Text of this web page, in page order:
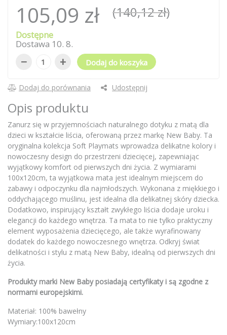
105,09 zł (140,12 zł)
Dostępne
Dostawa 10. 8.
− + Dodaj do koszyka
Dodaj do porównania Udostępnij
Opis produktu
Zanurz się w przyjemnościach naturalnego dotyku z matą dla
dzieci w kształcie liścia, oferowaną przez markę New Baby. Ta
oryginalna kolekcja Soft Playmats wprowadza delikatne kolory i
nowoczesny design do przestrzeni dziecięcej, zapewniając
wyjątkowy komfort od pierwszych dni życia. Z wymiarami
100x120cm, ta wyjątkowa mata jest idealnym miejscem do
zabawy i odpoczynku dla najmłodszych. Wykonana z miękkiego i
oddychającego muślinu, jest idealna dla delikatnej skóry dziecka.
Dodatkowo, inspirujący kształt zwykłego liścia dodaje uroku i
elegancji do każdego wnętrza. Ta mata to nie tylko praktyczny
element wyposażenia dziecięcego, ale także wyrafinowany
dodatek do każdego nowoczesnego wnętrza. Odkryj świat
delikatności i stylu z matą New Baby, idealną od pierwszych dni
życia.
Produkty marki New Baby posiadają certyfikaty i są zgodne z
normami europejskimi.
Materiał: 100% bawełny
Wymiary:100x120cm